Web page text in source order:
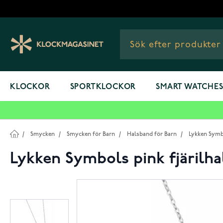
KLOCKOR SPORTKLOCKOR SMART WATCHES
/ Smycken / Smycken för Barn / Halsband för Barn / Lykken
Lykken Symbols pink